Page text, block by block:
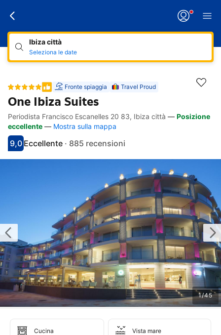
Ibiza città
Seleziona le date
Fronte spiaggia Travel Proud
One Ibiza Suites
Link rapidi
Passa alla descrizione
Passa ai servizi
Passa alle camere
Passa alle condizioni
Periodista Francisco Escanelles 20 83, Ibiza città — Posizione
eccellente — Mostra sulla mappa
Punteggio di 9
9,0
Valutato come eccellente
Eccellente · 885 recensioni
1/45
Cucina Vista mare